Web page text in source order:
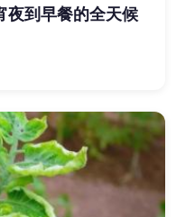
夜到早餐的全天候